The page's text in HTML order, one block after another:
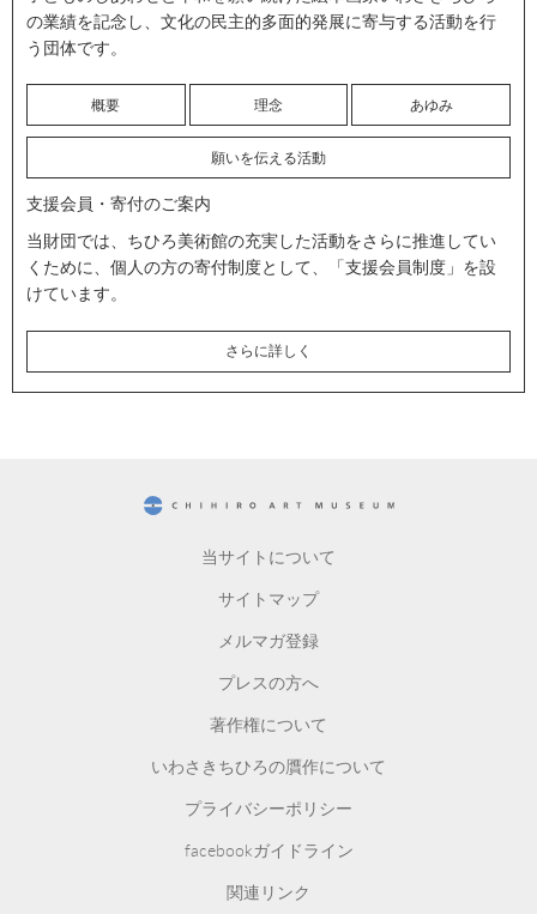
の業績を記念し、文化の民主的多面的発展に寄与する活動を行
う団体です。
概要 理念 あゆみ
願いを伝える活動
支援会員・寄付のご案内
当財団では、ちひろ美術館の充実した活動をさらに推進してい
くために、個人の方の寄付制度として、「支援会員制度」を設
けています。
さらに詳しく
当サイトについて
サイトマップ
メルマガ登録
プレスの方へ
著作権について
いわさきちひろの贋作について
プライバシーポリシー
facebookガイドライン
関連リンク